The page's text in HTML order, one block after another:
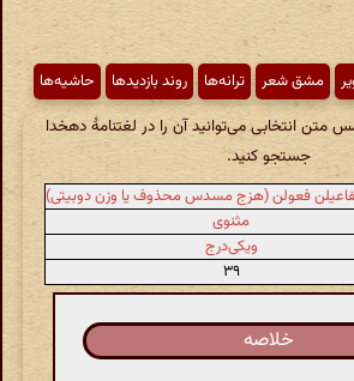
مشق شعر ترانه‌ها روند بازدیدها حاشیه‌ها
متن انتخابی می‌توانید آن را در لغتنامهٔ دهخدا
جستجو کنید.
فعولن (هزج مسدس محذوف یا وزن دوبیتی)
مثنوی
ویکی‌درج
۳۹
خلاصه